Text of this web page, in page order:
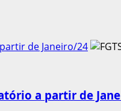
de Janeiro/24
a partir de